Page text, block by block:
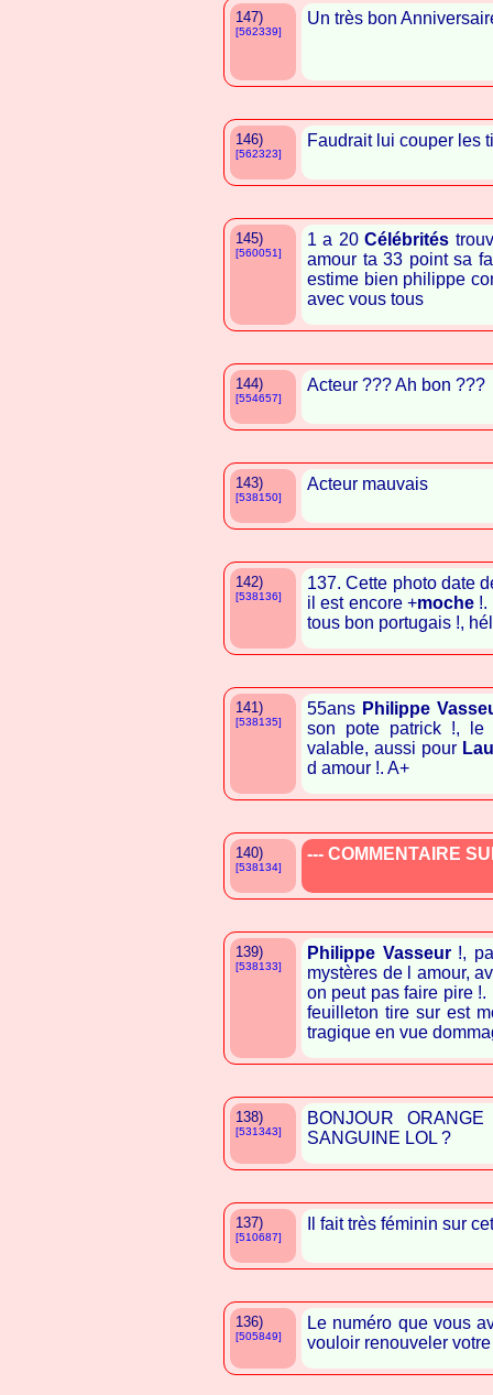
147)
[562339]
Un très bon
146)
[562323]
Faudrait lui couper les
145)
[560051]
1 a 20Célébrités
amour ta 33 point sa
estime bien philippe
avec vous tous
144)
[554657]
Acteur ??? Ah bon ???
143)
[538150]
Acteur mauvais
142)
[538136]
137. Cette photo date
il est encore +moche!.
tous bon portugais !,
141)
[538135]
55ans Philippe
son pote patrick !, le
valable, aussi pour
d amour !. A+
140)
[538134]
--- COMMENTAIRE
139)
[538133]
Philippe Vasseur!,
mystères de l amour,
on peut pas faire pire
feuilleton tire sur est
tragique en vue
138)
[531343]
BONJOUR
SANGUINE LOL ?
137)
[510687]
Il fait très féminin sur
136)
[505849]
Le numéro que vous
vouloir renouveler